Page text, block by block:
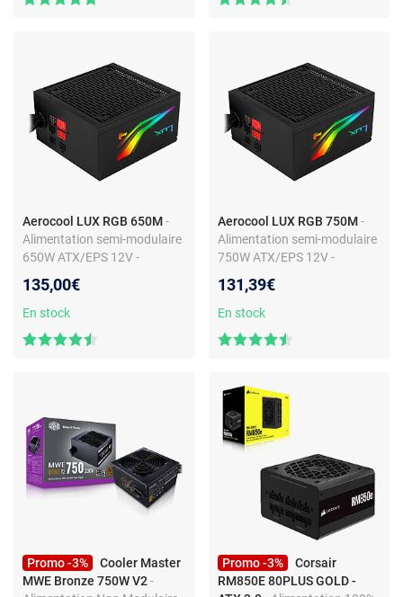
Aerocool LUX RGB 650M-
Alimentation semi-modulaire
650W ATX/EPS 12V -
135,00€
En stock
Aerocool LUX RGB 750M -
Alimentation semi-modulaire
750W ATX/EPS 12V -
131,39€
En stock
Promo -3%
Cooler Master
MWE Bronze 750W V2-
Promo -3%
Corsair
RM850E 80PLUS GOLD -